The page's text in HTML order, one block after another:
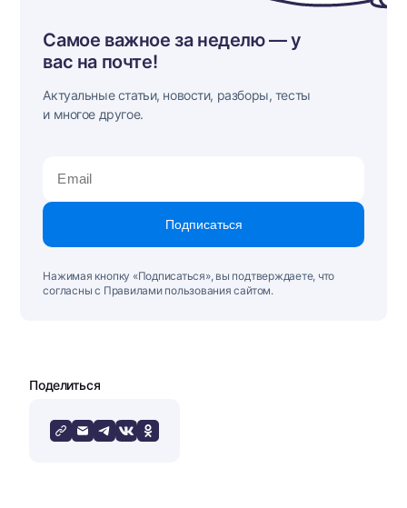
Самое важное за неделю — у
вас на почте!
Актуальные статьи, новости, разборы, тесты
и многое другое.
Подписаться
Нажимая кнопку «Подписаться», вы подтверждаете, что
согласны с Правилами пользования сайтом.
Поделиться